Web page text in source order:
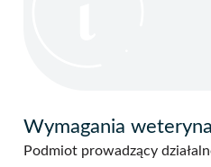
Wymagania
Podmiot prowadzący